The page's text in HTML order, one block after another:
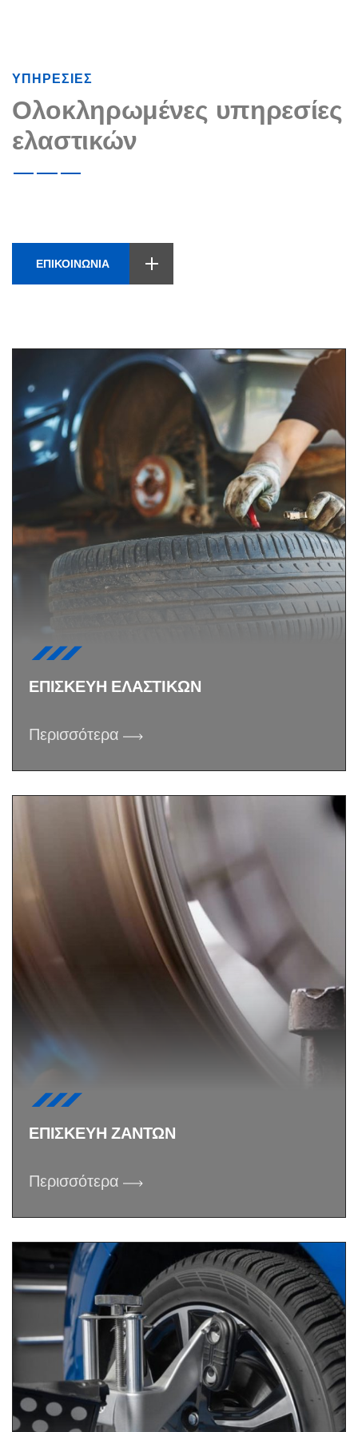
ΥΠΗΡΕΣΙΕΣ
Ολοκληρωμένες υπηρεσίες
ελαστικών
ΕΠΙΚΟΙΝΩΝΙΑ
ΕΠΙΣΚΕΥΗ ΕΛΑΣΤΙΚΩΝ
Περισσότερα
ΕΠΙΣΚΕΥΗ ΖΑΝΤΩΝ
Περισσότερα